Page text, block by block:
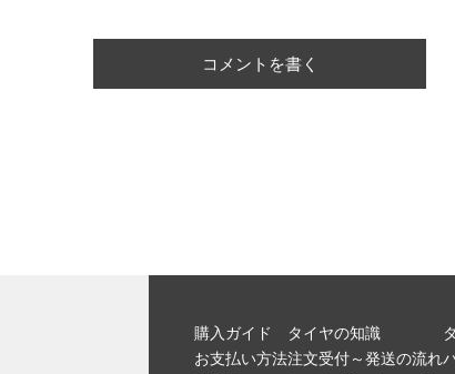
コメントを書く
購入ガイド
お支払い方法
タイヤの知識
注文受付～発送の流れ